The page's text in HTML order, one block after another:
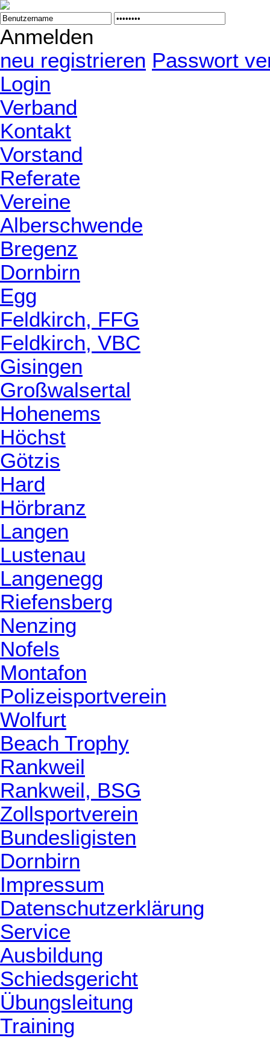
Anmelden
neu registrieren Passwort
Login
Verband
Kontakt
Vorstand
Referate
Vereine
Alberschwende
Bregenz
Dornbirn
Egg
Feldkirch, FFG
Feldkirch, VBC
Gisingen
Großwalsertal
Hohenems
Höchst
Götzis
Hard
Hörbranz
Langen
Lustenau
Langenegg
Riefensberg
Nenzing
Nofels
Montafon
Polizeisportverein
Wolfurt
Beach Trophy
Rankweil
Rankweil, BSG
Zollsportverein
Bundesligisten
Dornbirn
Impressum
Datenschutzerklärung
Service
Ausbildung
Schiedsgericht
Übungsleitung
Training